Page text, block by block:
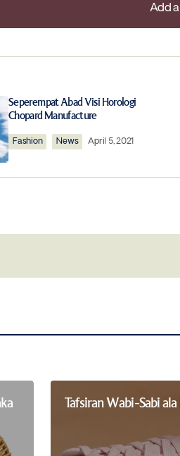
Add
Add
will not be published.
email, and website in this browser for
Seperempat Abad Visi Horologi
Chopard Manufacture
Fashion News April 5, 2021
Tafsiran Wabi-Sabi